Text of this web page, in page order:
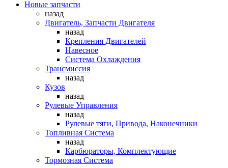
Новые запчасти
назад
Двигатель, Запчасти Двигателя
назад
Крепления Двигателей
Навесное
Система Охлаждения
Трансмиссия
назад
Кузов
назад
Рулевые Управления
назад
Рулевые тяги, Привода, Наконечники
Топливная Система
назад
Карбюраторы, Комплектующие
Тормозная Система